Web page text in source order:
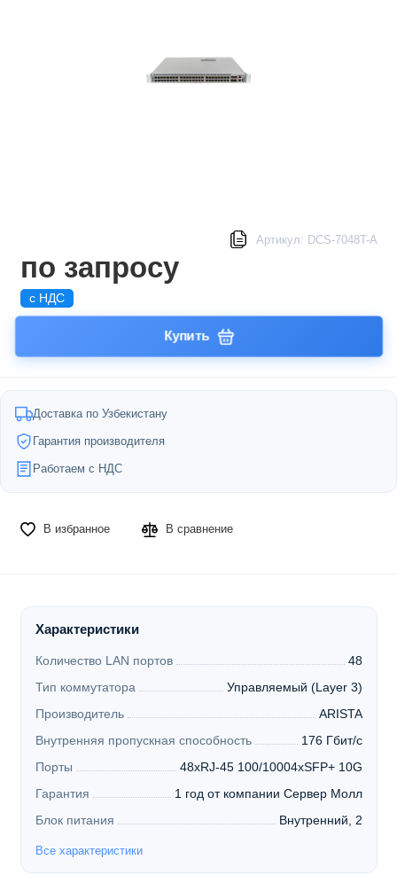
Артикул: DCS-7048T-A
по запросу
с НДС
Купить
Доставка по Узбекистану
Гарантия производителя
Работаем с НДС
В избранное В сравнение
Характеристики
Количество LAN портов
48
Тип коммутатора
Управляемый (Layer 3)
Производитель
ARISTA
Внутренняя пропускная способность
176 Гбит/с
Порты
48xRJ-45 100/10004xSFP+ 10G
Гарантия
1 год от компании Сервер Молл
Блок питания
Внутренний, 2
Все характеристики